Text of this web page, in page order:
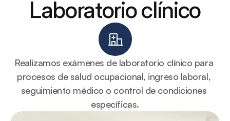
Laboratorio clínico
Realizamos exámenes de laboratorio clínico para
procesos de salud ocupacional, ingreso laboral,
seguimiento médico o control de condiciones
específicas.
Nosotros
Recursos
Recursos
Contáctanos
Contáctanos
Cotiza
Cotiza
Certificados
Certificados
Agenda una cita